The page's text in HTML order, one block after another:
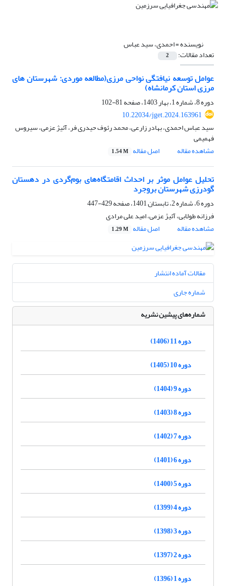
نویسنده =احمدی، سید عباس
تعداد مقالات: 2
عوامل توسعه نیافتگی نواحی مرزی(مطالعه موردی: شهرستان های
مرزی استان کرمانشاه)
دوره 8، شماره 1، بهار 1403، صفحه
81-102
10.22034/jget.2024.163961
سید عباس احمدی، بهادر زارعی، محمد رئوف حیدری فر، آئیژ عزمی، سیروس
فهمیمی
مشاهده مقاله
اصل مقاله 1.54 M
تحلیل عوامل موثر بر احداث اقامتگاه‌های بوم‌گردی در دهستان
گودرزی شهرستان بروجرد
دوره 6، شماره 2، تابستان 1401، صفحه
429-447
فرزانه طولابی، آئیژ عزمی، امید علی مرادی
مشاهده مقاله
اصل مقاله 1.29 M
مقالات آماده انتشار
شماره جاری
شماره‌های پیشین نشریه
دوره 11 (1406)
دوره 10 (1405)
دوره 9 (1404)
دوره 8 (1403)
دوره 7 (1402)
دوره 6 (1401)
دوره 5 (1400)
دوره 4 (1399)
دوره 3 (1398)
دوره 2 (1397)
دوره 1 (1396)